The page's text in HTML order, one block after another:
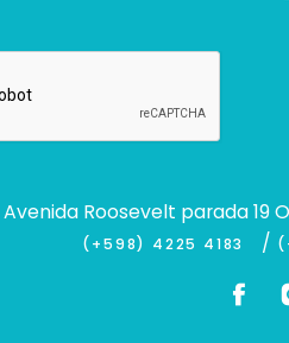
Avenida Roosevelt parada 19
(+598) 4225 4183 /